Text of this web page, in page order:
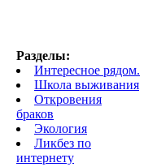
Разделы:
Интересное рядом.
Школа выживания
Откровения
браков
Экология
Ликбез по
интернету